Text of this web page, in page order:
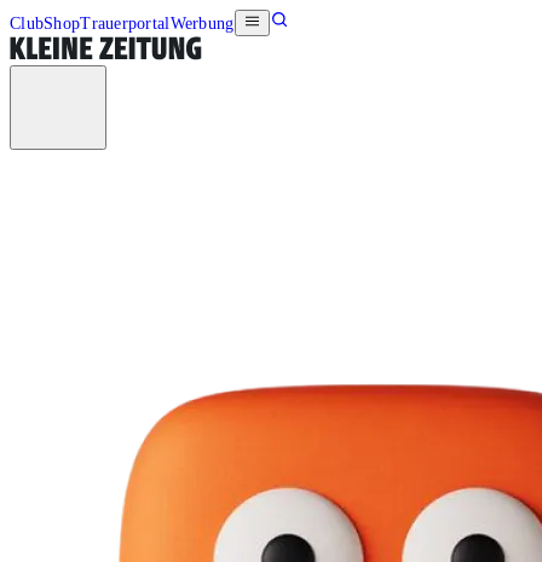
ClubShopTrauerportalWerbung